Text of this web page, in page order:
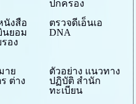
ปกครอง
นังสือ
นยอม
อง
ตรวจดีเอ็นเอ
DNA
าย
ต่าง
ตัวอย่าง แนวทาง
ปฏิบัติ สำนัก
ทะเบียน